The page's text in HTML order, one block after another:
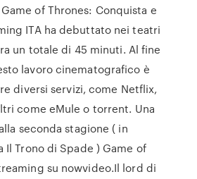
of Thrones: Conquista e
ITA ha debuttato nei teatri
un totale di 45 minuti. Al fine
lavoro cinematografico è
diversi servizi, come Netflix,
come eMule o torrent. Una
seconda stagione ( in
Il Trono di Spade ) Game of
su nowvideo.Il lord di